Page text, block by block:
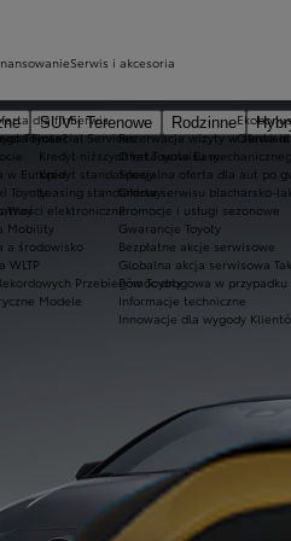
SUV i Terenowe Rodzinne
Oferta
Toyota?
w Europie
Toyoty
Way
Mobility
a środowisko
WLTP
Przebiegów Toyoty
Modele
dla firm
Financial Services
Kredyt niższych rat Toyota Easy
Kredyt standardowy
Leasing standardowy
elektroniczne
Serwis i akcesoria
Serwis
Rezerwacja wizyty w serwisie
Oferta serwisu
Specjalna oferta dla aut po
Oferta serwisu blacharsko-
Promocje i usługi sezonowe
Gwarancje Toyoty
Bezpłatne akcje serwisowe
Globalna akcja serwisowa
Pomoc drogowa w
Informacje techniczne
Innowacje dla wygody